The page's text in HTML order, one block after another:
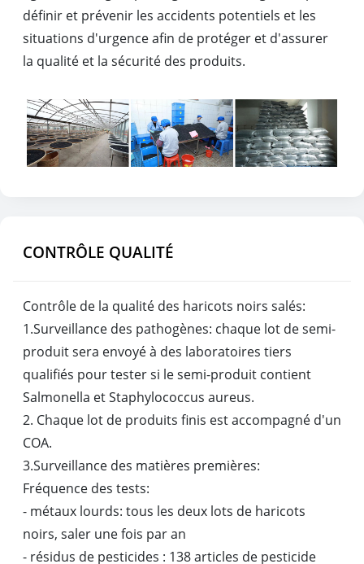
définir et prévenir les accidents potentiels et les
situations d'urgence afin de protéger et d'assurer
la qualité et la sécurité des produits.
CONTRÔLE QUALITÉ
Contrôle de la qualité des haricots noirs salés:
1.Surveillance des pathogènes: chaque lot de semi-
produit sera envoyé à des laboratoires tiers
qualifiés pour tester si le semi-produit contient
Salmonella et Staphylococcus aureus.
2. Chaque lot de produits finis est accompagné d'un
COA.
3.Surveillance des matières premières:
Fréquence des tests:
- métaux lourds: tous les deux lots de haricots
noirs, saler une fois par an
- résidus de pesticides : 138 articles de pesticide